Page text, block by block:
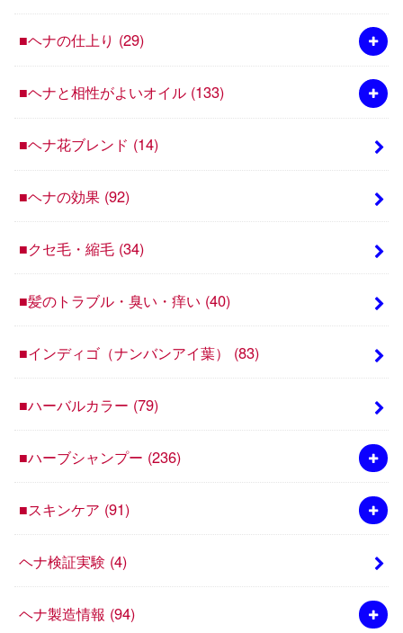
■ヘナの仕上り (29)
■ヘナと相性がよいオイル (133)
■ヘナ花ブレンド (14)
■ヘナの効果 (92)
■クセ毛・縮毛 (34)
■髪のトラブル・臭い・痒い (40)
■インディゴ（ナンバンアイ葉） (83)
■ハーバルカラー (79)
■ハーブシャンプー (236)
■スキンケア (91)
ヘナ検証実験 (4)
ヘナ製造情報 (94)